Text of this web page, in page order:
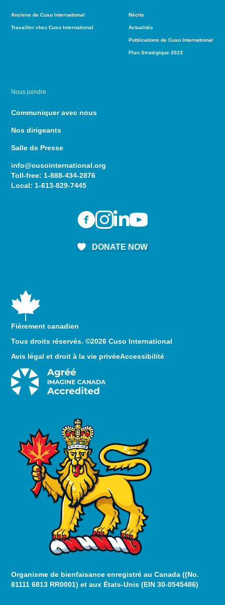
Anciens de Cuso International
Travailler chez Cuso International
Récits
Actualités
Publications de Cuso International
Plan Stratégique 2023
Nous joindre
Communiquer avec nous
Nos dirigeants
Salle de Presse
info@cusointernational.org
Toll-free: 1-888-434-2876
Local: 1-613-829-7445
DONATE NOW
Fièrement canadien
Tous droits réservés. ©2026 Cuso International
Avis légal et droit à la vie privéeAccessibilité
Organisme de bienfaisance enregistré au Canada ((No.
81111 6813 RR0001) et aux États-Unis (EIN 30-0545486)